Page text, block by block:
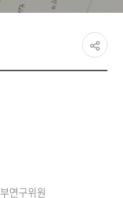
페이지
공유
share
연구위원